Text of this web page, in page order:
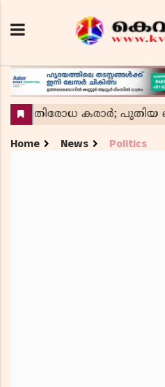
Home News Politics